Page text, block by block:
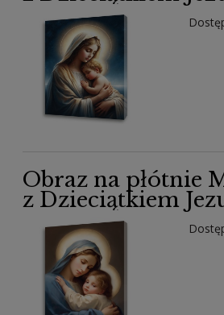
Obraz na płótnie
z Dzieciątkiem